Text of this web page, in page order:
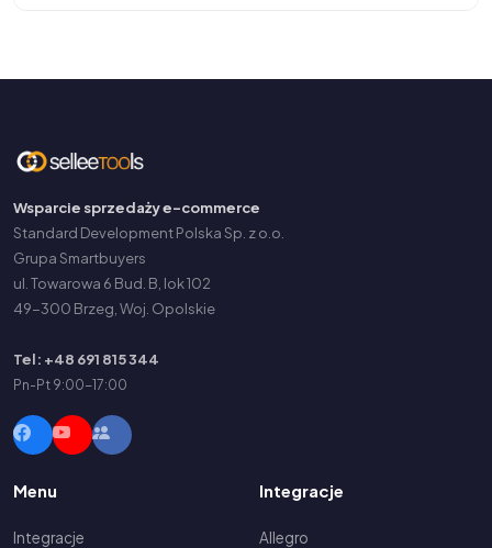
Wsparcie sprzedaży e-commerce
Standard Development Polska Sp. z o.o.
Grupa Smartbuyers
ul. Towarowa 6 Bud. B, lok 102
49-300 Brzeg, Woj. Opolskie
Tel: +48 691 815 344
Pn-Pt 9:00-17:00
Menu
Integracje
Integracje
Allegro